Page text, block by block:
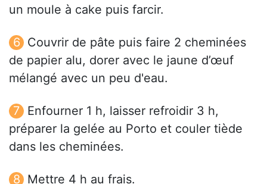
un moule à cake puis farcir.
Couvrir de pâte puis faire 2 cheminées
de papier alu, dorer avec le jaune d’œuf
mélangé avec un peu d'eau.
Enfourner 1 h, laisser refroidir 3 h,
préparer la gelée au Porto et couler tiède
dans les cheminées.
Mettre 4 h au frais.